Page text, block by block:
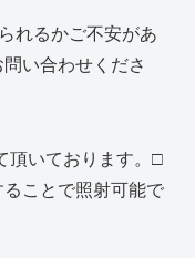
れるかご不安があ
い合わせくださ
頂いております。□
ことで照射可能で